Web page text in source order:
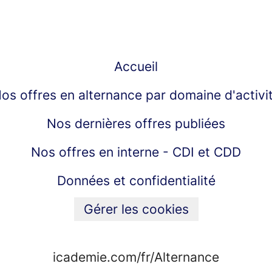
Accueil
offres en alternance par domaine
Nos dernières offres publiées
Nos offres en interne - CDI et CDD
Données et confidentialité
Gérer les cookies
icademie.com/fr/Alternance